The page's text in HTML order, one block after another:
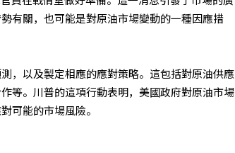
有關，也可能是對原油市場變動的一種因應措
，以及製定相應的應對策略。這包括對原油供應
等。川普的這項行動表明，美國政府對原油市場
可能的市場風險。